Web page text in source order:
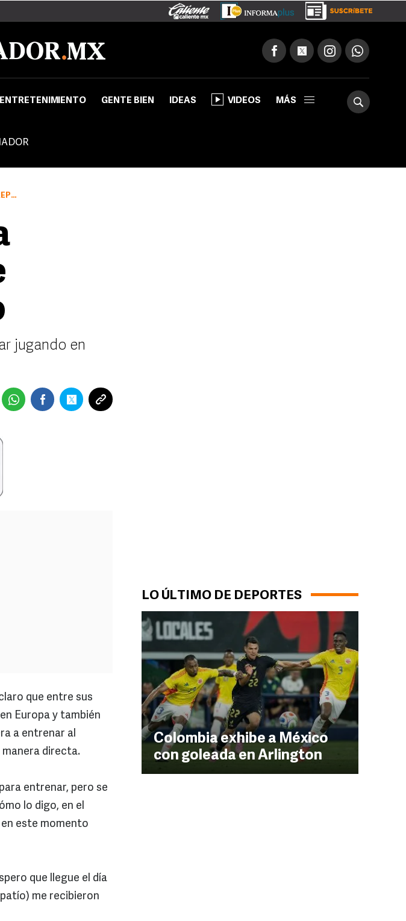
ENTRETENIMIENTO GENTE BIEN IDEAS VIDEOS MÁS
LO ÚLTIMO DE DEPORTES
Colombia exhibe a México
con goleada en Arlington
jugando en
que entre sus
Europa y también
a entrenar al
manera directa.
entrenar, pero se
lo digo, en el
este momento
que llegue el día
me recibieron